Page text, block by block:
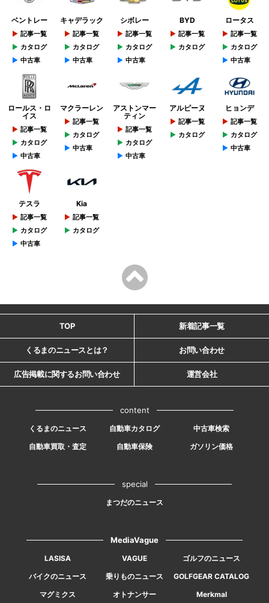
ベントレー
記事一覧
カタログ
中古車
キャデラック
記事一覧
カタログ
中古車
シボレー
記事一覧
カタログ
中古車
BYD
記事一覧
カタログ
ロータス
記事一覧
カタログ
中古車
ロールス・ロ
イス
記事一覧
カタログ
中古車
マクラーレン
記事一覧
カタログ
中古車
アストンマー
ティン
記事一覧
カタログ
中古車
アルピーヌ
記事一覧
カタログ
ヒョンデ
記事一覧
カタログ
中古車
テスラ
記事一覧
カタログ
中古車
Kia
記事一覧
カタログ
TOP 新着記事一覧
くるまのニュースとは？ お問い合わせ
広告掲載に関するお問い合わせ 運営会社
content
くるまのニュース 自動車カタログ
中古車検索
自動車買取・査定
自動車保険 ガソリン価格
special
まつだのニュース
MediaVague
LASISA VAGUE
ゴルフのニュース
バイクのニュース
乗りものニュース
GOLFGEAR CATALOG
マグミクス
オトナンサー Merkmal